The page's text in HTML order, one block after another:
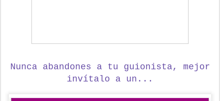
Nunca abandones a tu guionista, mejor
invítalo a un...